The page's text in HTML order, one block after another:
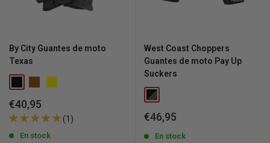
By City Guantes de moto
Texas
Precio
de
venta
€40,95
(1)
En stock
West Coast Choppers
Guantes de moto Pay Up
Suckers
Precio
venta
€46,95
En stock